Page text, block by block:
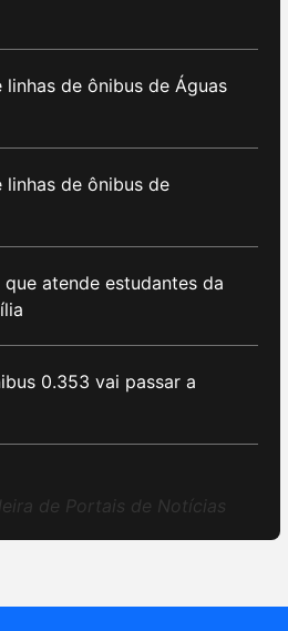
de ônibus de Águas
de ônibus de
atende estudantes da
0.353 vai passar a
de Portais de Notícias